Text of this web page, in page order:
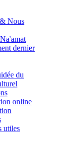
Nous
dernier
du
online
utiles